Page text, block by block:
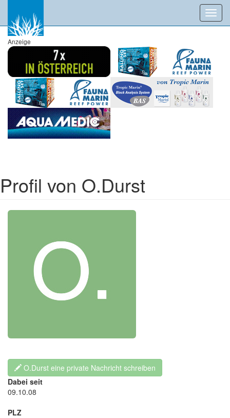
Anzeige
Profil von O.Durst
O.Durst eine private Nachricht schreiben
Dabei seit
09.10.08
PLZ